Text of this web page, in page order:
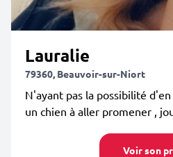
Lauralie
79360, Beauvoir-sur-Niort
N'ayant pas la possibilité
un chien à aller promener ,
Voir son